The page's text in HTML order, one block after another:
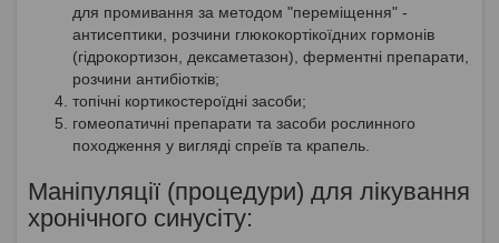
для промивання за методом "переміщення" -
антисептики, розчини глюкокортікоїдних гормонів
(гідрокортизон, дексаметазон), ферментні препарати,
розчини антибіотків;
топічні кортикостероїдні засоби;
гомеопатичні препарати та засоби рослинного
походження у вигляді спреїв та крапель.
Маніпуляції (процедури) для лікування
хронічного синусіту: